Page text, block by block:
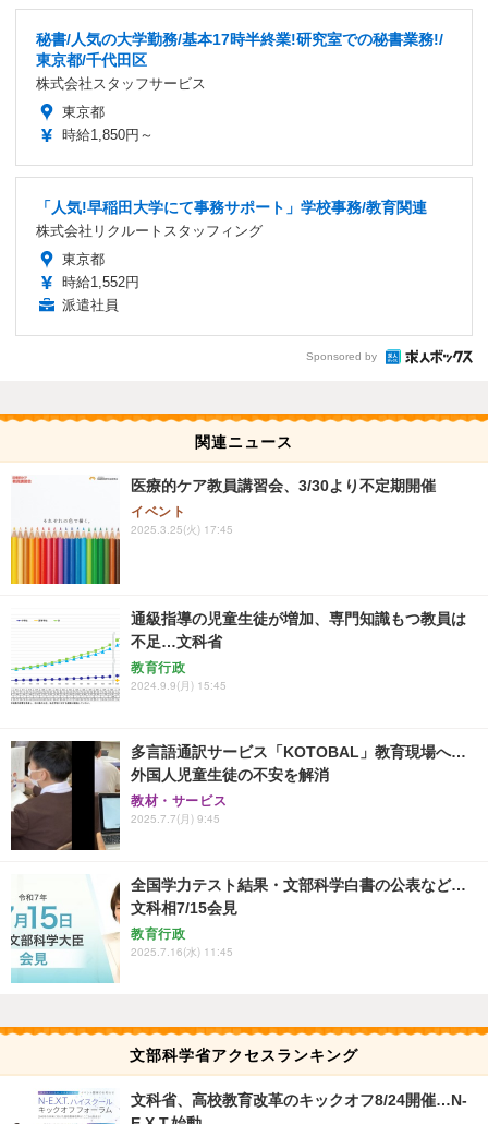
秘書/人気の大学勤務/基本17時半終業!研究室での秘書業務!/
東京都/千代田区
株式会社スタッフサービス
東京都
時給1,850円～
「人気!早稲田大学にて事務サポート」学校事務/教育関連
株式会社リクルートスタッフィング
東京都
時給1,552円
派遣社員
Sponsored by
関連ニュース
医療的ケア教員講習会、3/30より不定期開催
イベント
2025.3.25(火) 17:45
通級指導の児童生徒が増加、専門知識もつ教員は
不足…文科省
教育行政
2024.9.9(月) 15:45
多言語通訳サービス「KOTOBAL」教育現場へ…
外国人児童生徒の不安を解消
教材・サービス
2025.7.7(月) 9:45
全国学力テスト結果・文部科学白書の公表など…
文科相7/15会見
教育行政
2025.7.16(水) 11:45
文部科学省アクセスランキング
文科省、高校教育改革のキックオフ8/24開催…N-